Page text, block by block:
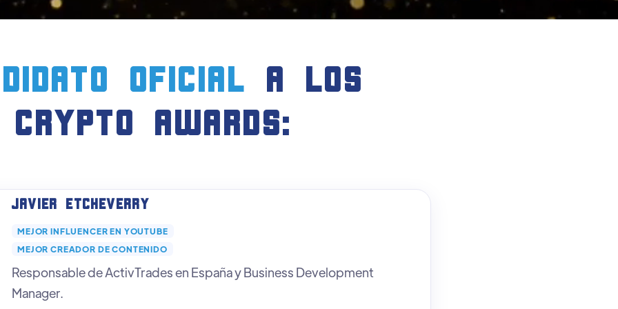
oficial a LOS
crypto AWARDS:
Javier Etcheverry
MEJOR INFLUENCER EN YOUTUBE
MEJOR CREADOR DE CONTENIDO
Responsable de ActivTrades en España y Business Development
Manager.